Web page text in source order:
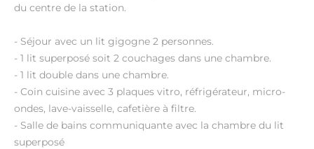
du centre de la station.
- Séjour avec un lit gigogne 2 personnes.
- 1 lit superposé soit 2 couchages dans une chambre.
- 1 lit double dans une chambre.
- Coin cuisine avec 3 plaques vitro, réfrigérateur, micro-
ondes, lave-vaisselle, cafetière à filtre.
- Salle de bains communiquante avec la chambre du lit
superposé